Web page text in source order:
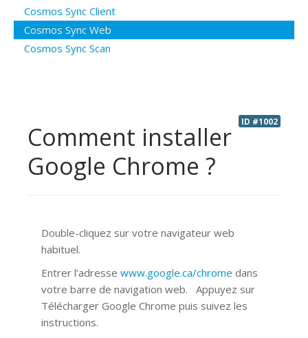
Connexion
Cosmos Sync Client
Cosmos Sync Web
Cosmos Sync Scan
ID #1002
Comment installer
Google Chrome ?
Double-cliquez sur votre navigateur web
habituel.
Entrer l’adresse www.google.ca/chrome dans
votre barre de navigation web. Appuyez sur
Télécharger Google Chrome puis suivez les
instructions.